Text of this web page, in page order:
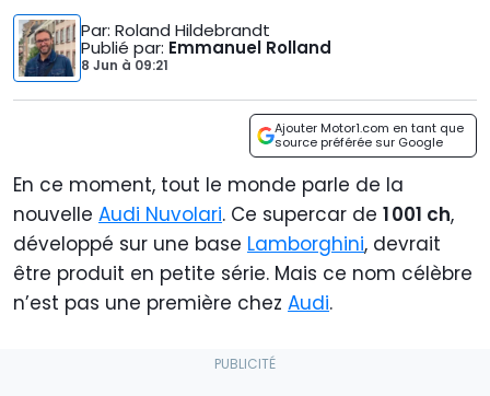
Par: Roland Hildebrandt
Publié par: Emmanuel Rolland
8 Jun à 09:21
Ajouter Motor1.com en tant que
source préférée sur Google
En ce moment, tout le monde parle de la
nouvelle Audi Nuvolari. Ce supercar de 1 001 ch,
développé sur une base Lamborghini, devrait
être produit en petite série. Mais ce nom célèbre
n’est pas une première chez Audi.